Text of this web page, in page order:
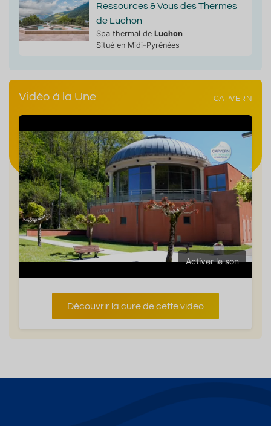
Ressources & Vous des Thermes
de Luchon
Spa thermal de Luchon
Situé en Midi-Pyrénées
Vidéo à la Une CAPVERN
Activer le son
Découvrir la cure de cette video